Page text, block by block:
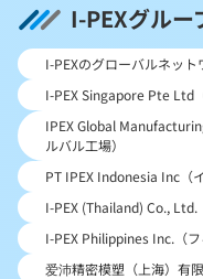
I-PEXグルー
I-PEXのグローバルネット
I-PEX Singapore Pte Ltd
IPEX Global
ルバル工場）
PT IPEX Indonesia Inc（
I-PEX (Thailand) Co., Ltd.
I-PEX Philippines Inc.（フ
爱沛精密模塑（上海）有